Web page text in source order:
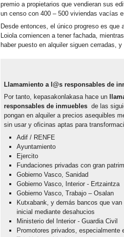
premio a propietarios que vendieran sus
un censo con 400 – 500 viviendas vacías
Desde entonces, el único progreso es que
Loiola comiencen a tener fachada,
haber puesto en alquiler siguen cerradas,
Llamamiento a l@s responsables de
Por tanto, kepasakonlakasa hace un
responsables de inmueblesde las
pongan en alquiler a precios asequibles
sin usar y oficinas aptas para
Adif / RENFE
Ayuntamiento
Ejercito
Fundaciones privadas con gran
Gobierno Vasco, Sanidad
Gobierno Vasco, Interior - Ertzaintza
Gobierno Vasco, Trabajo – Osalan
Kutxabank, y demás bancos que
inicial mediante desahucios
Ministerio del Interior - Guardia Civil
Promotores privados, especialmente